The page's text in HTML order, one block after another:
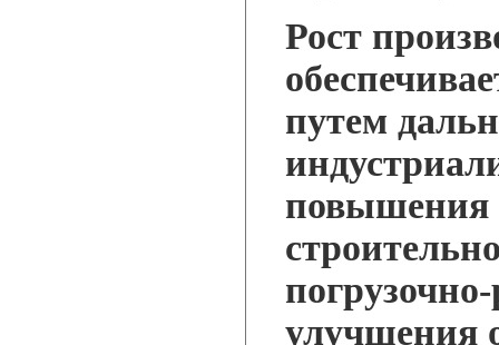
Рост
путем
повышения
улучшения